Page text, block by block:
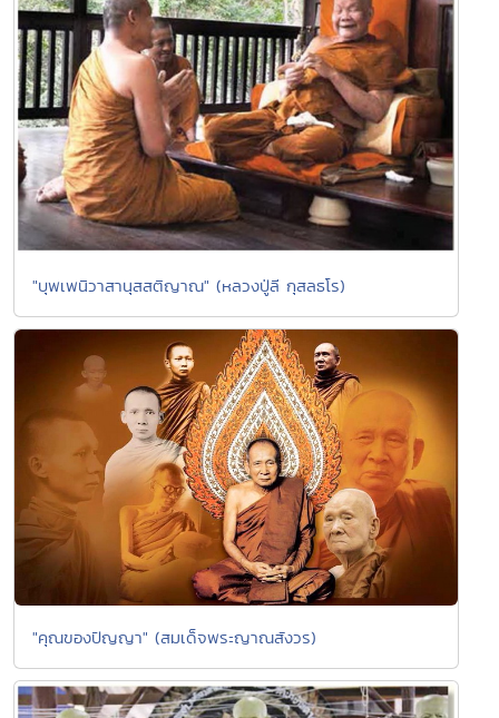
"บุพเพนิวาสานุสสติญาณ" (หลวงปู่ลี กุสลธโร)
"คุณของปัญญา" (สมเด็จพระญาณสังวร)